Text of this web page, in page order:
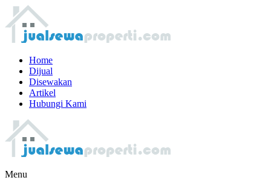
Home
Dijual
Disewakan
Artikel
Hubungi Kami
Menu